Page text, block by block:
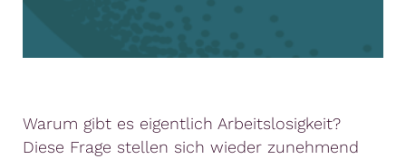
Warum gibt es eigentlich Arbeitslosigkeit?
Diese Frage stellen sich wieder zunehmend